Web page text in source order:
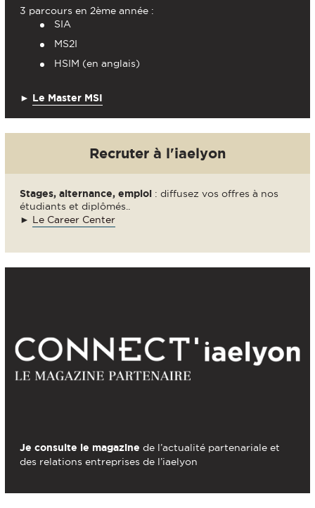
3 parcours en 2ème année :
SIA
MS2I
HSIM (en anglais)
► Le Master MSI
Recruter à l'iaelyon
Stages, alternance, emploi : diffusez vos offres à nos
étudiants et diplômés..
► Le Career Center
Je consulte le magazine de l’actualité partenariale et
des relations entreprises de l’iaelyon